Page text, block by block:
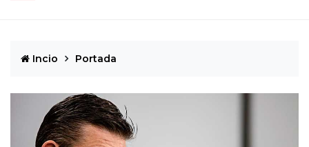
Incio Portada